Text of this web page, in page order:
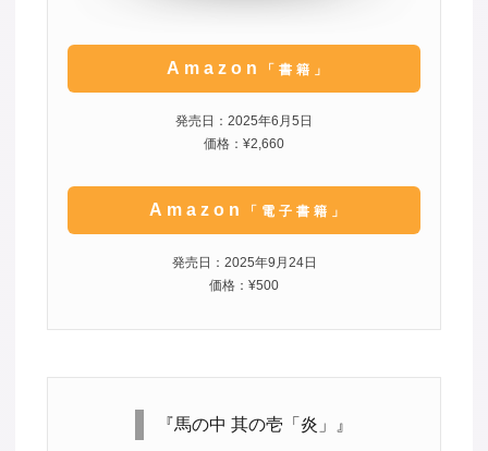
Amazon 「書籍」
発売日：2025年6月5日
価格：¥2,660
Amazon 「電子書籍」
発売日：2025年9月24日
価格：¥500
『馬の中 其の壱「炎」』